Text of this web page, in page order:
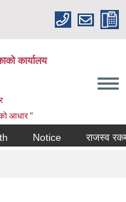
कार्यालय
आधार "
Notice राजस्व रकम